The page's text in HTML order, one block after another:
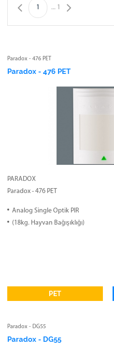
1 ... 1
Paradox - 476 PET
Paradox - 476 PET
PARADOX
Paradox - 476 PET
Analog Single Optik PIR
(18kg. Hayvan Bağışıklığı)
PET
Paradox - DG55
Paradox - DG55